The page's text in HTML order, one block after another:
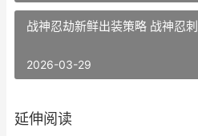
战神忍劫新鲜出装策略 战神忍刺
2026-03-29
延伸阅读